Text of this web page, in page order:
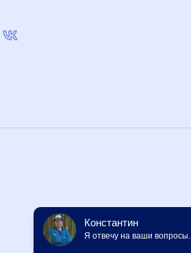
Константин
Я отвечу на ваши вопросы.